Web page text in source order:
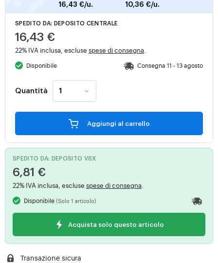
16,43 €/u. 10,36 €/u.
SPEDITO DA: DEPOSITO CENTRALE
16,43 €
22% IVA inclusa, escluse spese di consegna
Disponibile Consegna 11 - 13 agosto
Quantità
Aggiungi al carrello
SPEDITO DA: DEPOSITO V6X
6,81 €
22% IVA inclusa, escluse spese di consegna
Disponibile(Solo 1 articolo)
Acquista solo questo articolo
Transazione sicura